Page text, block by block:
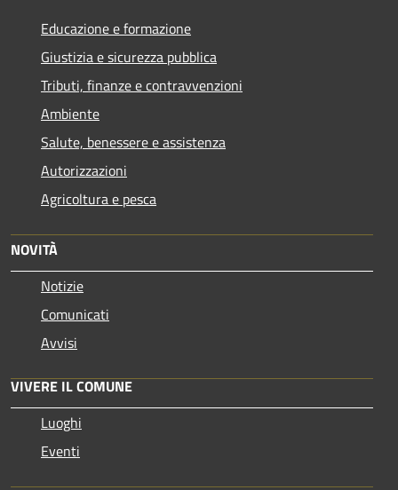
Educazione e formazione
Giustizia e sicurezza pubblica
Tributi, finanze e contravvenzioni
Ambiente
Salute, benessere e assistenza
Autorizzazioni
Agricoltura e pesca
NOVITÀ
Notizie
Comunicati
Avvisi
VIVERE IL COMUNE
Luoghi
Eventi